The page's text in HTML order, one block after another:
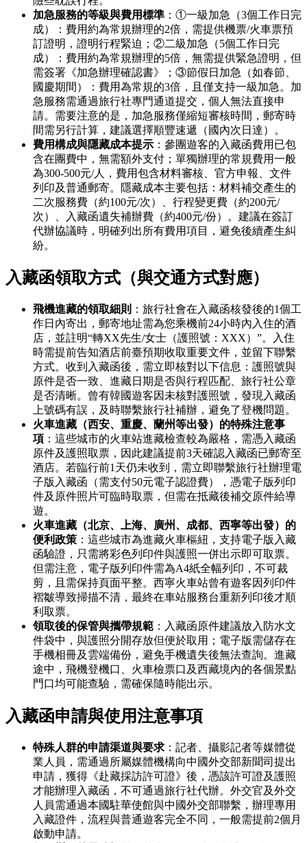
加急服務的等級與費用標準 ：①一級加急（3個工作日完
成）：費用約為常規辦理的2倍，需提供機票/火車票預
訂證明，證明行程緊迫；②二級加急（5個工作日完
成）：費用約為常規辦理的5倍，無需提供緊急證明，但
需簽署《加急辦理確認書》；③節假日加急（如春節、
國慶期間）：費用為常規的3倍，且僅支持一級加急。加
急服務需通過旅行社專門通道提交，個人無法直接申
請。需要注意的是，加急服務僅縮短審核時間，郵寄時
間需另行計算，建議選擇順豐速遞（國內次日達）。
費用構成與隱藏成本提示 ：參團遊客的入藏函費用已包
含在團費中，無需額外支付；單獨辦理的常規費用一般
為300-500元/人，費用包含材料審核、官方申報、文件
列印及普通郵寄。隱藏成本主要包括：材料補交產生的
二次服務費（約100元/次）、行程變更費（約200元/
次）、入藏函遺失補辦費（約400元/份）。建議在簽訂
代辦協議時，明確列出所有費用項目，避免後續產生糾
紛。
入藏函領取方式（與交通方式對應）
飛機進藏的領取細則 ：旅行社會在入藏函核發後的1個工
作日內寄出，郵寄地址需為您乘機前24小時內入住的酒
店，並註明“轉XX先生/女士（護照號：XXX）”。入住
時需提前告知酒店前臺預期收取重要文件，並留下聯繫
方式。收到入藏函後，需立即核對以下信息：護照號與
原件是否一致、進藏日期是否與行程匹配、旅行社公章
是否清晰。曾有韓國遊客因未核對護照號，發現入藏函
上號碼有誤，及時聯繫旅行社補辦，避免了登機問題。
火車進藏（西安、重慶、蘭州等出發）的特殊注意事
項 ：這些城市的火車站進藏檢查較為嚴格，需憑入藏函
原件及護照取票，因此建議提前3天確認入藏函已郵寄至
酒店。若臨行前1天仍未收到，需立即聯繫旅行社辦理電
子版入藏函（需支付50元電子認證費），憑電子版列印
件及原件照片可臨時取票，但需在抵藏後補交原件給導
遊。
火車進藏（北京、上海、廣州、成都、西寧等出發）的
便利政策 ：這些城市為進藏火車樞紐，支持電子版入藏
函驗證，只需將彩色列印件與護照一併出示即可取票。
但需注意，電子版列印件需為A4紙全幅列印，不可裁
剪，且需保持頁面平整。西寧火車站曾有遊客因列印件
褶皺導致掃描不清，最終在車站服務台重新列印後才順
利取票。
領取後的保管與攜帶規範 ：入藏函原件建議放入防水文
件袋中，與護照分開存放但便於取用；電子版需儲存在
手機相冊及雲端備份，避免手機遺失後無法查詢。進藏
途中，飛機登機口、火車檢票口及西藏境內的各個景點
門口均可能查驗，需確保隨時能出示。
入藏函申請與使用注意事項
特殊人群的申請渠道與要求 ：記者、攝影記者等媒體從
業人員，需通過所屬媒體機構向中國外交部新聞司提出
申請，獲得《赴藏採訪許可證》後，憑該許可證及護照
才能辦理入藏函，不可通過旅行社代辦。外交官及外交
人員需通過本國駐華使館與中國外交部聯繫，辦理專用
入藏證件，流程與普通遊客完全不同，一般需提前2個月
啟動申請。